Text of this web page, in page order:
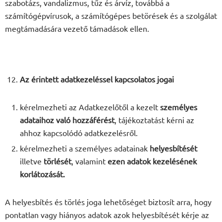
szabotázs, vandalizmus, tűz és árvíz, továbbá a
számítógépvírusok, a számítógépes betörések és a szolgálat
megtámadására vezető támadások ellen.
Az érintett adatkezeléssel kapcsolatos jogai
kérelmezheti az Adatkezelőtől a kezelt személyes
adataihoz való hozzáférést, tájékoztatást kérni az
ahhoz kapcsolódó adatkezelésről.
kérelmezheti a személyes adatainak helyesbítését
illetve törlését, valamint ezen adatok kezelésének
korlátozását.
A helyesbítés és törlés joga lehetőséget biztosít arra, hogy
pontatlan vagy hiányos adatok azok helyesbítését kérje az